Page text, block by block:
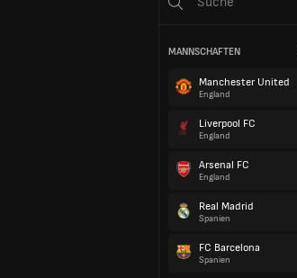
MANNSCHAFTEN
Manchester United
England
Liverpool FC
England
Arsenal FC
England
Real Madrid
Spanien
FC Barcelona
Spanien